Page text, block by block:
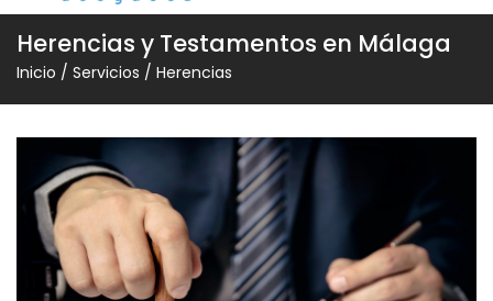
Herencias y Testamentos en Málaga
Inicio / Servicios / Herencias